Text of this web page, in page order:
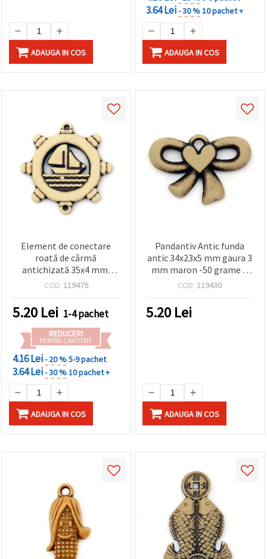
ADAUGA IN COS
3.64 Lei- 30 %10 pachet +
ADAUGA IN COS
Element de conectare
roată de cârmă
antichizată 35x4 mm,
orificiu 1 mm, maro - 50 g
COD: 119476
5.20 Lei 1-4 pachet
REDUCERI
PENTRU CANTITATE
4.16 Lei- 20 %5-9 pachet
3.64 Lei- 30 %10 pachet +
ADAUGA IN COS
Pandantiv Antic funda
antic 34x23x5 mm gaura 3
mm maron -50 grame ~
29 buc
COD: 119430
5.20 Lei
ADAUGA IN COS